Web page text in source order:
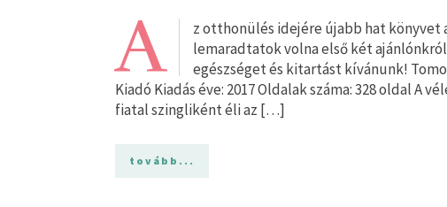
A
z otthonülés idejére újabb hat könyvet
lemaradtatok volna első két
egészséget és kitartást kívánunk!
Kiadó Kiadás éve: 2017 Oldalak száma: 328 oldal A
fiatal szingliként éli az […]
tovább...